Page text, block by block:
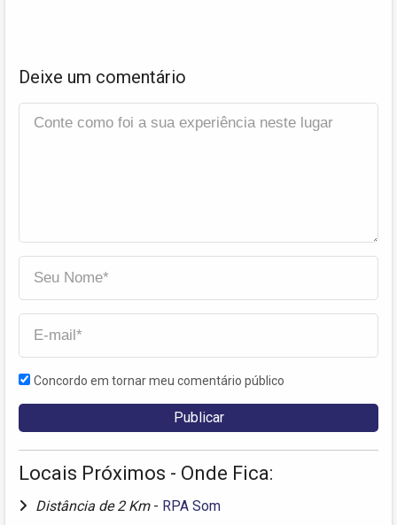
Deixe um comentário
Concordo em tornar meu comentário público
Locais Próximos - Onde Fica:
Distância de 2 Km - RPA Som